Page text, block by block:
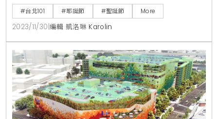
人驚喜的打卡點出現在眼前、一一拍照收藏。購物中心
4樓不僅有專屬的「耶誕童話王國」精彩主題佈置，12
月份共九個週末午後，由專業樂團與近500位兒童青少
年輪番登場演出的「台北101夢想舞台耶誕音樂會」表
演，共號召全台41組表演團隊，帶來一場盛大欣喜的耶
#台北101 #耶誕節 #聖誕節 More
2023/11/30 編輯 凱洛琳 Karolin